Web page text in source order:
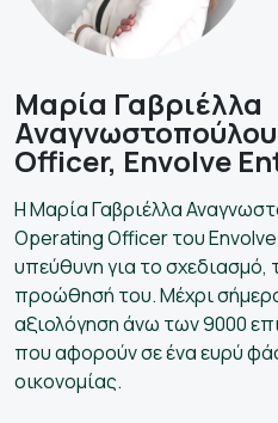
Μαρία Γαβριέλλα
Officer, Envolve
Η Μαρία Γαβριέλλα
Operating Officer του
υπεύθυνη για το σχεδιασμό,
προώθησή του. Μέχρι
αξιολόγηση άνω των 9000
που αφορούν σε ένα ευρύ
οικονομίας.